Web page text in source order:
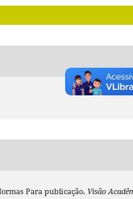
Para publicação. Visão